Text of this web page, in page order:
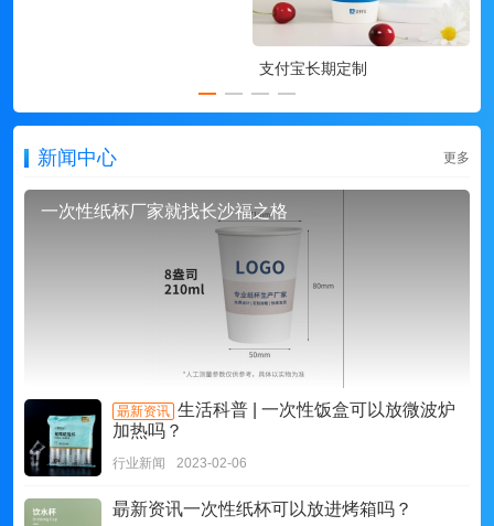
支付宝长期定制
新闻中心 更多
一次性纸杯厂家就找长沙福之格
朂新资讯 生活科普 | 一次性饭盒可以放微波炉
加热吗？
行业新闻 2023-02-06
朂新资讯一次性纸杯可以放进烤箱吗？